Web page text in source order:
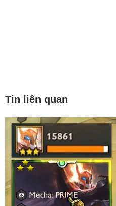
Tin liên quan